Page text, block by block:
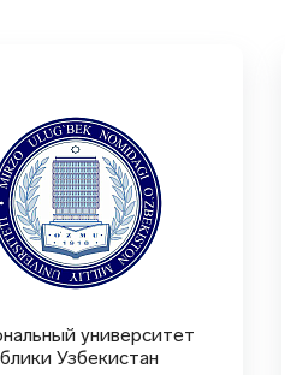
университет
Узбекистан